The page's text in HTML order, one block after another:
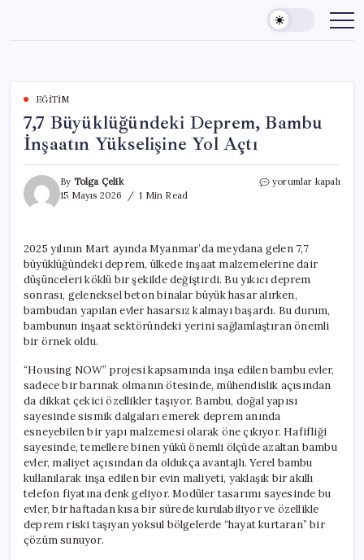
content
EĞITIM
7,7 Büyüklüğündeki Deprem, Bambu
İnşaatın Yükselişine Yol Açtı
By Tolga Çelik
15 Mayıs 2026
1 Min Read
7,7
Yükselişine
Yol
Açtı
için
yorumlar kapalı
2025 yılının Mart ayında Myanmar’da meydana gelen 7,7
büyüklüğündeki deprem, ülkede inşaat malzemelerine dair
düşünceleri köklü bir şekilde değiştirdi. Bu yıkıcı deprem
sonrası, geleneksel beton binalar büyük hasar alırken,
bambudan yapılan evler hasarsız kalmayı başardı. Bu durum,
bambunun inşaat sektöründeki yerini sağlamlaştıran önemli
bir örnek oldu.
“Housing NOW” projesi kapsamında inşa edilen bambu evler,
sadece bir barınak olmanın ötesinde, mühendislik açısından
da dikkat çekici özellikler taşıyor. Bambu, doğal yapısı
sayesinde sismik dalgaları emerek deprem anında
esneyebilen bir yapı malzemesi olarak öne çıkıyor. Hafifliği
sayesinde, temellere binen yükü önemli ölçüde azaltan bambu
evler, maliyet açısından da oldukça avantajlı. Yerel bambu
kullanılarak inşa edilen bir evin maliyeti, yaklaşık bir akıllı
telefon fiyatına denk geliyor. Modüler tasarımı sayesinde bu
evler, bir haftadan kısa bir sürede kurulabiliyor ve özellikle
deprem riski taşıyan yoksul bölgelerde “hayat kurtaran” bir
çözüm sunuyor.